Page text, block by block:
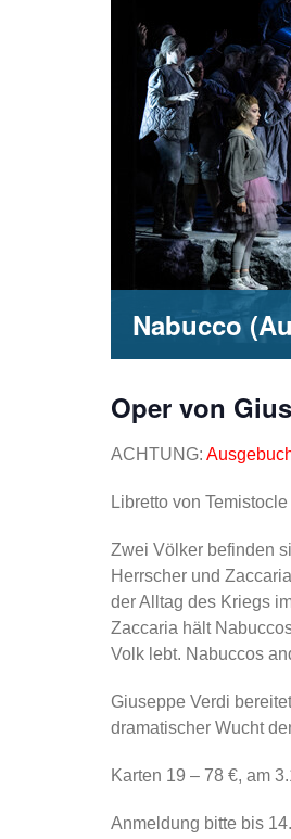
Nabucco
Oper von
ACHTUNG:
Libretto von
Zwei Völker befinden
Herrscher und
der Alltag des Kriegs
Zaccaria hält
Volk lebt. Nabuccos
Giuseppe Verdi
dramatischer Wucht
Karten 19 – 78 €, am
Anmeldung bitte bis